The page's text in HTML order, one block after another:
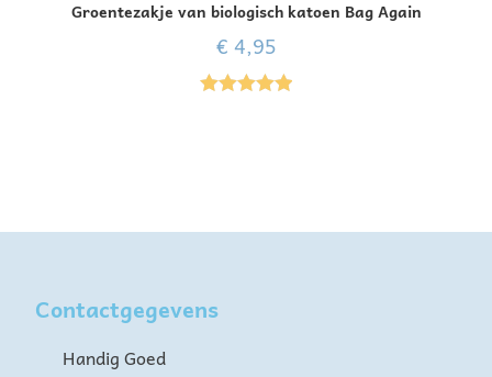
Groentezakje van biologisch katoen Bag Again
€ 4,95
Contactgegevens
Handig Goed